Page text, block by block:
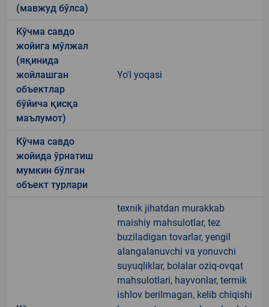
(мавжуд бўлса)
Кўчма савдо
жойига мўлжал
(яқинида
жойлашган
объектлар
бўйича қисқа
маълумот)
Yo'l yoqasi
Кўчма савдо
жойида ўрнатиш
мумкин бўлган
объект турлари
texnik jihatdan murakkab
maishiy mahsulotlar, tez
buziladigan tovarlar, yengil
alangalanuvchi va yonuvchi
suyuqliklar, bolalar oziq-ovqat
mahsulotlari, hayvonlar, termik
ishlov berilmagan, kelib chiqishi